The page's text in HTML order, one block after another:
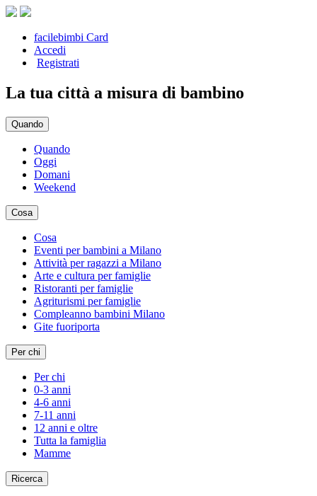
facilebimbi Card
Accedi
Registrati
La tua città a misura di bambino
Quando
Quando
Oggi
Domani
Weekend
Cosa
Cosa
Eventi per bambini a Milano
Attività per ragazzi a Milano
Arte e cultura per famiglie
Ristoranti per famiglie
Agriturismi per famiglie
Compleanno bambini Milano
Gite fuoriporta
Per chi
Per chi
0-3 anni
4-6 anni
7-11 anni
12 anni e oltre
Tutta la famiglia
Mamme
Ricerca